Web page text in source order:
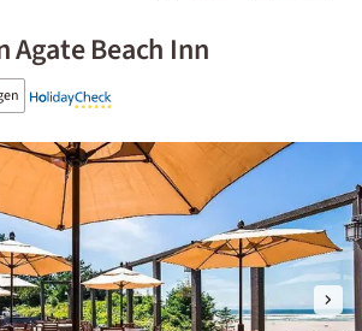
Agate Beach Inn